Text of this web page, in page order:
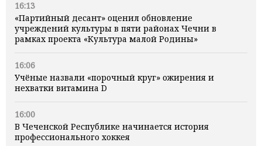
16:13
«Партийный десант» оценил обновление
учреждений культуры в пяти районах Чечни в
рамках проекта «Культура малой Родины»
16:06
Учёные назвали «порочный круг» ожирения и
нехватки витамина D
16:00
В Чеченской Республике начинается история
профессионального хоккея